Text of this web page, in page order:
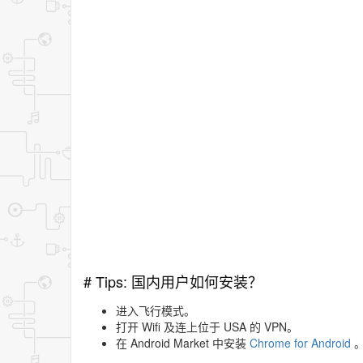
# Tips: 国内用户如何安装？
进入飞行模式。
打开 Wifi 及连上位于 USA 的 VPN。
在 Android Market 中安装 Chrome for Android